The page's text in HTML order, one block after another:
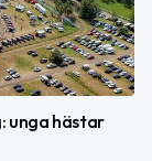
unga hästar